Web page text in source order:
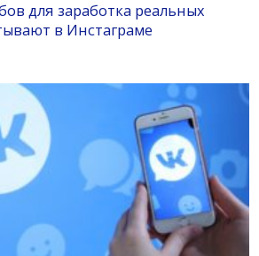
для заработка реальных
в Инстаграме